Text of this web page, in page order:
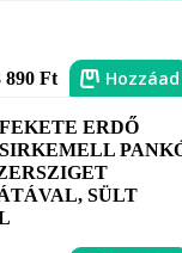
890 Ft Hozzáad
ERDŐ
SÜLT